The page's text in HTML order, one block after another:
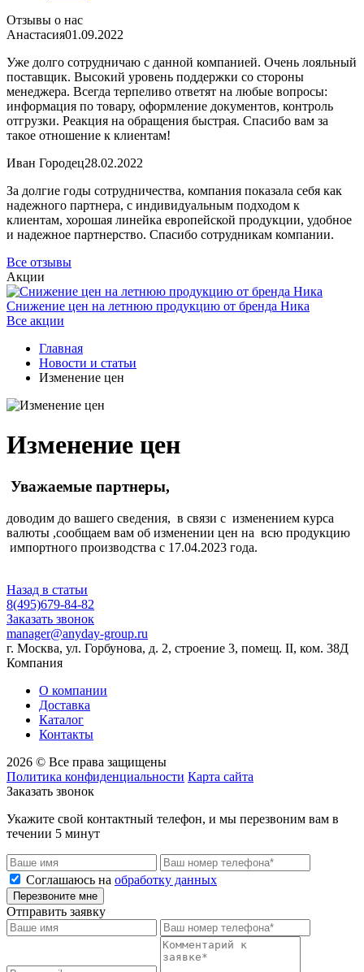
Отзывы о нас
Анастасия01.09.2022
Уже долго сотрудничаю с данной компанией. Очень лояльный
поставщик. Высокий уровень поддержки со стороны
менеджера. Всегда терпеливо ответят на любые вопросы:
информация по товару, оформление документов, контроль
отгрузки. Реакция на обращения быстрая. Спасибо вам за
такое отношение к клиентам!
Иван Городец28.02.2022
За долгие годы сотрудничества, компания показала себя как
надежного партнера, с индивидуальным подходом к
клиентам, хорошая линейка европейской продукции, удобное
и надежное партнерство. Спасибо сотрудникам компании.
Все отзывы
Акции
Снижение цен на летнюю продукцию от бренда Ника
Все акции
Главная
Новости и статьи
Изменение цен
Изменение цен
Уважаемые партнеры,
доводим до вашего сведения, в связи с изменением курса
валюты ,сообщаем вам об изменении цен на всю продукцию
импортного производства с 17.04.2023 года.
Назад в статьи
8(495)679-84-82
Заказать звонок
manager@anyday-group.ru
г. Москва, ул. Горбунова, д. 2, строение 3, помещ. II, ком. 38Д
Компания
О компании
Доставка
Каталог
Контакты
2026 © Все права защищены
Политика конфиденциальности Карта сайта
Заказать звонок
Укажите свой контактный телефон, и мы перезвоним вам в
течении 5 минут
Соглашаюсь на обработку данных
Перезвоните мне
Отправить заявку